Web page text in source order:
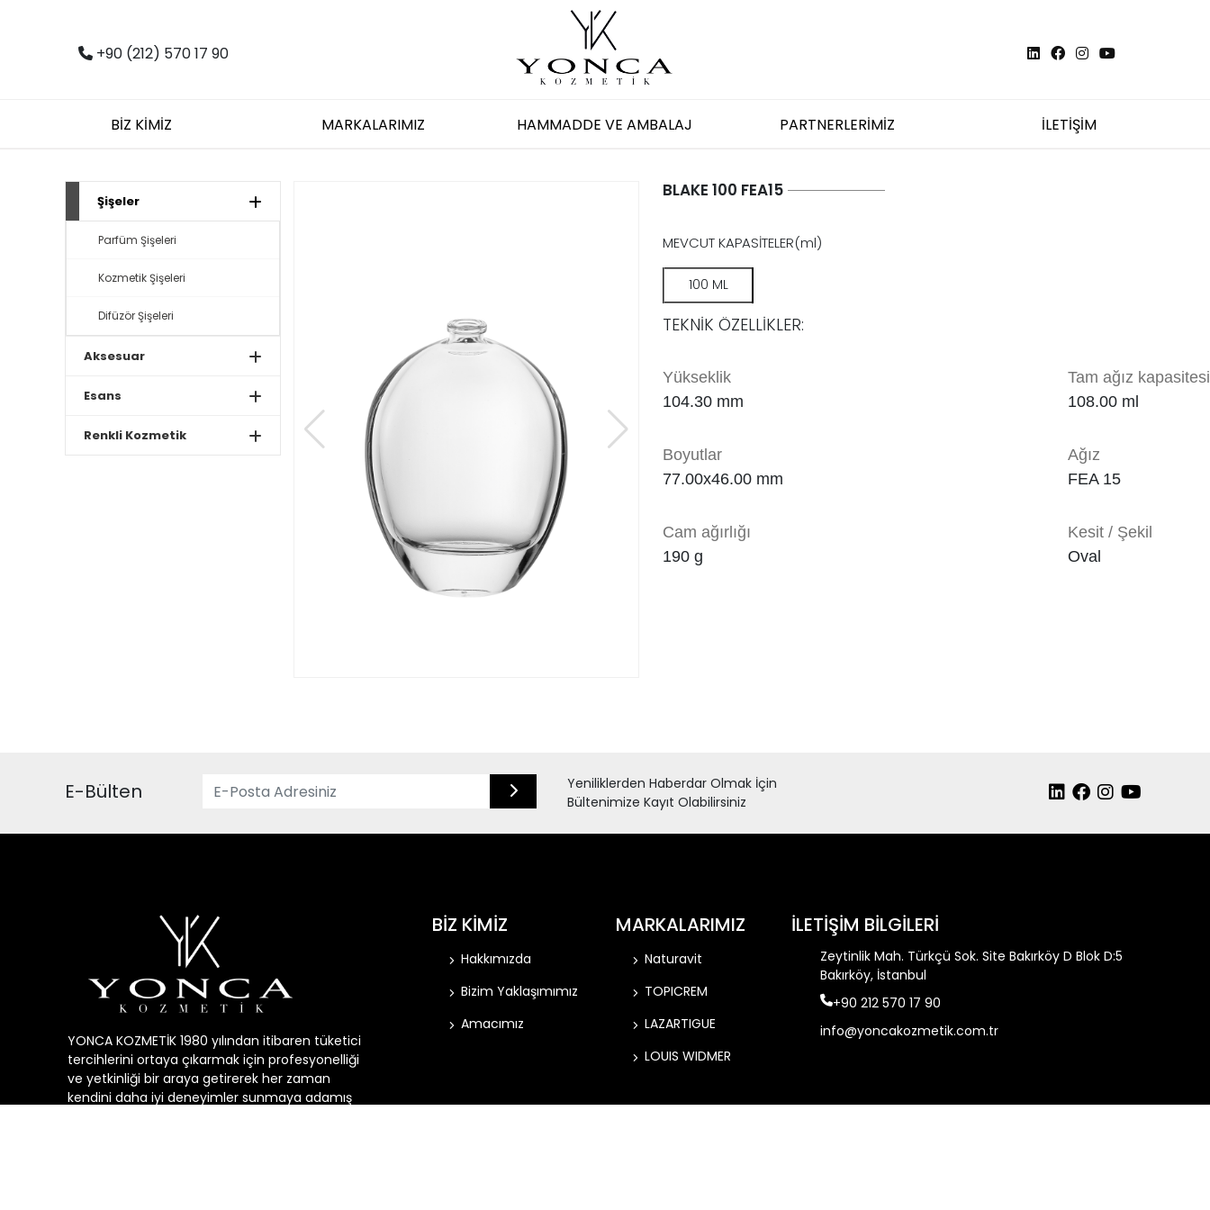
+90 (212) 570 17 90
BİZ KİMİZ MARKALARIMIZ HAMMADDE VE AMBALAJ PARTNERLERİMİZ İLETİŞİM
Şişeler
Parfüm Şişeleri
Kozmetik Şişeleri
Difüzör Şişeleri
Aksesuar
Esans
Renkli Kozmetik
BLAKE 100 FEA15
MEVCUT KAPASİTELER(ml)
100 ML
TEKNİK ÖZELLİKLER:
Yükseklik
104.30 mm
Tam ağız kapasitesi
108.00 ml
Boyutlar
77.00x46.00 mm
Ağız
FEA 15
Cam ağırlığı
190 g
Kesit / Şekil
Oval
E-Bülten
Yeniliklerden Haberdar Olmak İçin
Bültenimize Kayıt Olabilirsiniz
YONCA KOZMETİK 1980 yılından itibaren tüketici
tercihlerini ortaya çıkarmak için profesyonelliği
ve yetkinliği bir araya getirerek her zaman
kendini daha iyi deneyimler sunmaya adamış
BİZ KİMİZ
Hakkımızda
Bizim Yaklaşımımız
Amacımız
MARKALARIMIZ
Naturavit
TOPICREM
LAZARTIGUE
LOUIS WIDMER
İLETİŞİM BİLGİLERİ
Zeytinlik Mah. Türkçü Sok. Site Bakırköy D Blok D:5
Bakırköy, İstanbul
+90 212 570 17 90
info@yoncakozmetik.com.tr